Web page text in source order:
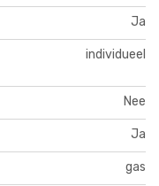
Ja
individueel
Nee
Ja
gas